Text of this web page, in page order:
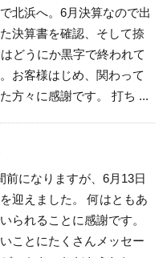
北浜へ。6月決算なので出
決算書を確認、そして捺
どうにか黒字で終われて
お客様はじめ、関わって
方々に感謝です。 打ち ...
前になりますが、6月13日
迎えました。 何はともあ
られることに感謝です。
ことにたくさんメッセー